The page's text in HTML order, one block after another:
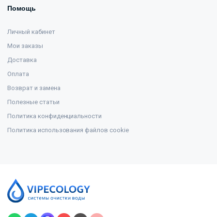
Помощь
Личный кабинет
Мои заказы
Доставка
Оплата
Возврат и замена
Полезные статьи
Политика конфиденциальности
Политика использования файлов cookie